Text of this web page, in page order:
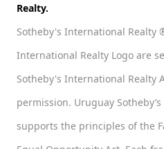
Realty.
Sotheby's International Realty
International Realty Logo are
Sotheby's International Realty
permission. Uruguay
supports the principles of the